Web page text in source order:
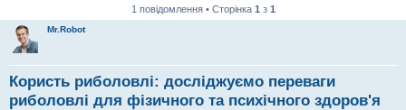
1 повідомлення • Сторінка 1 з 1
Mr.Robot
Користь риболовлі: досліджуємо переваги
риболовлі для фізичного та психічного здоров'я